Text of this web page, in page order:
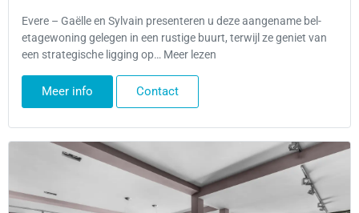
Evere – Gaëlle en Sylvain presenteren u deze aangename bel-
etagewoning gelegen in een rustige buurt, terwijl ze geniet van
een strategische ligging op… Meer lezen
Meer info Contact